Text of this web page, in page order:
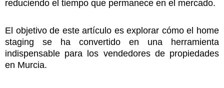
reduciendo el tiempo que permanece en el mercado.
El objetivo de este artículo es explorar cómo el home
staging se ha convertido en una herramienta
indispensable para los vendedores de propiedades
en Murcia.